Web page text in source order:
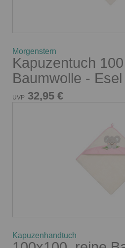
Morgenstern
Kapuzentuch
Baumwolle -
UVP 32,95 €
Kapuzenhandtuch